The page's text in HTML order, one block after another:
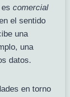
comercial
el sentido
una
una
datos.
en torno